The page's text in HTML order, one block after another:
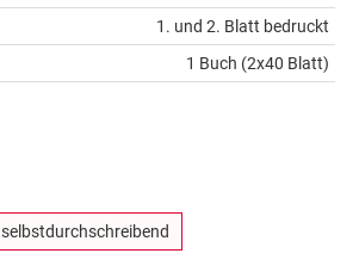
1. und 2. Blatt bedruckt
1 Buch (2x40 Blatt)
selbstdurchschreibend